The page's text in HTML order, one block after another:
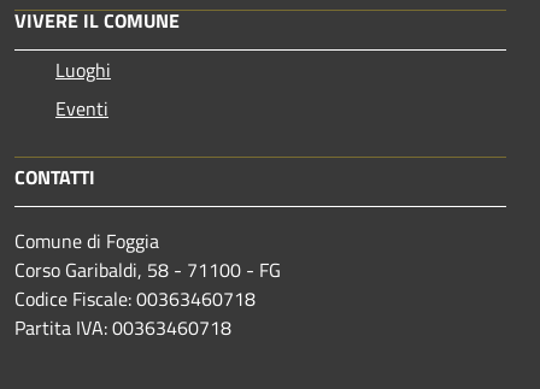
VIVERE IL COMUNE
Luoghi
Eventi
CONTATTI
Comune di Foggia
Corso Garibaldi, 58 - 71100 - FG
Codice Fiscale: 00363460718
Partita IVA: 00363460718